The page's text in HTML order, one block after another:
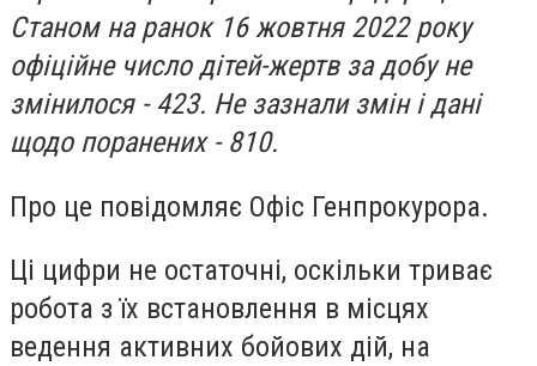
Станом на ранок 16 жовтня 2022 року
офіційне число дітей-жертв за добу не
змінилося - 423. Не зазнали змін і дані
щодо поранених - 810.
Про це повідомляє Офіс Генпрокурора.
Ці цифри не остаточні, оскільки триває
робота з їх встановлення в місцях
ведення активних бойових дій, на